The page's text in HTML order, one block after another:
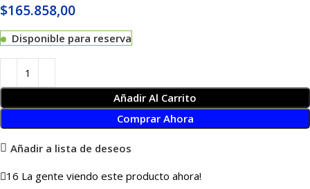
$165.858,00
Disponible para reserva
Añadir Al Carrito
Comprar Ahora
Añadir a lista de deseos
16 La gente viendo este producto ahora!